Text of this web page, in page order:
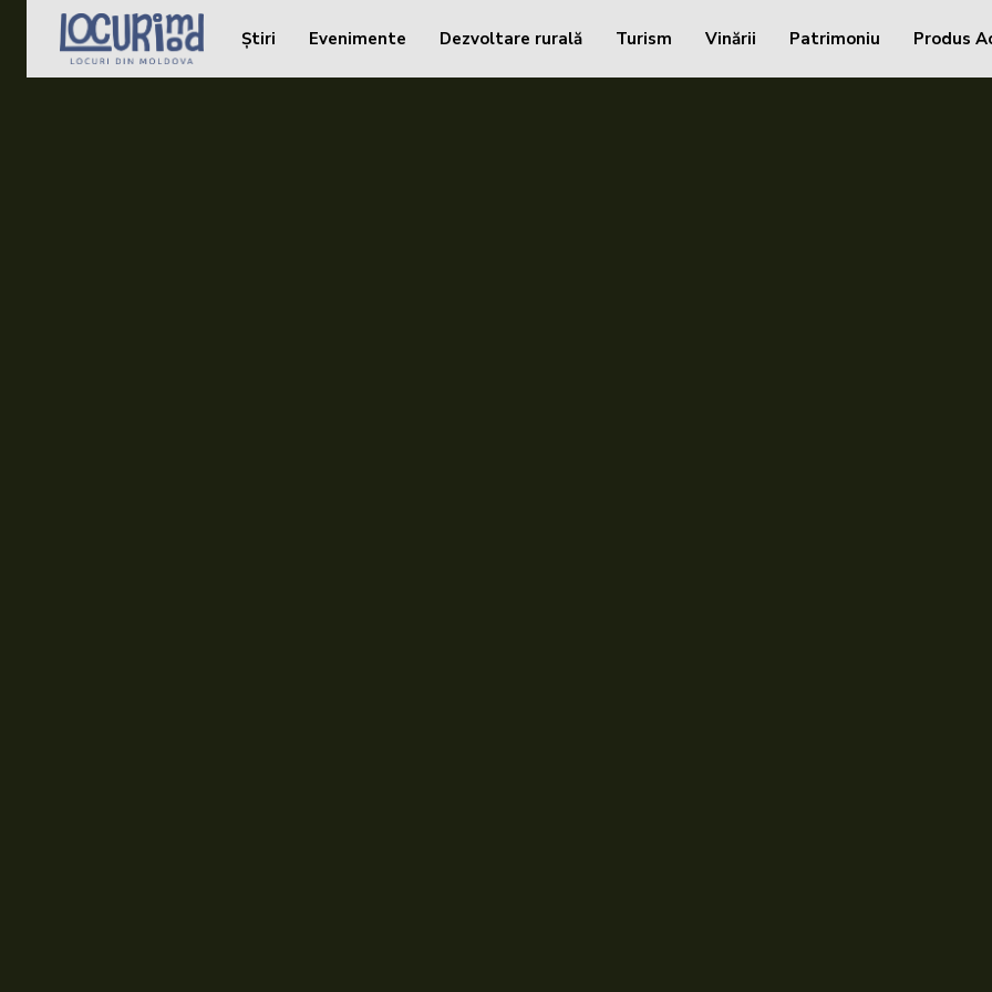
Știri Evenimente Dezvoltare rurală Turism Vinării Patrimoniu Produs